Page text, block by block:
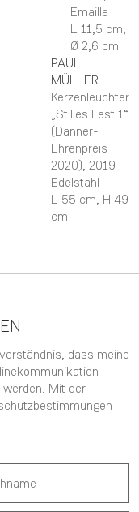
Emaille
L 11,5 cm,
Ø 2,6 cm
PAUL
MÜLLER
Kerzenleuchter
„Stilles Fest 1“
(Danner-
Ehrenpreis
2020), 2019
Edelstahl
L 55 cm, H 49
cm
dass meine
Mit der